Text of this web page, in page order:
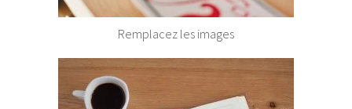
Remplacez les images